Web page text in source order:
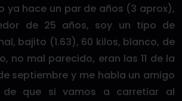
ya hace un par de años (3 aprox),
de 25 años, soy un tipo de
bajito (1.63), 60 kilos, blanco, de
no mal parecido, eran las 11 de la
septiembre y me habla un amigo
de que si vamos a carretiar al